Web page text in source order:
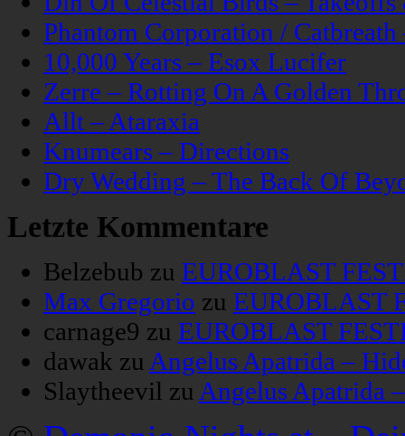
Phantom Corporation /
10,000 Years – Esox Lucifer
Zerre – Rotting On A Golden
Allt – Ataraxia
Knumears – Directions
Dry Wedding – The Back Of
Letzte Kommentare
Belzebub zu EUROBLAST
Max Gregorio zu EUROBLAST
carnage9 zu EUROBLAST
dawak zu Angelus Apatrida –
Slaytheevil zu Angelus Apatrida